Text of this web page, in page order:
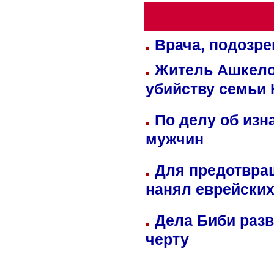
Врача,
Житель
убийству семьи
По делу об
мужчин
Для
нанял
Дела Биби
черту